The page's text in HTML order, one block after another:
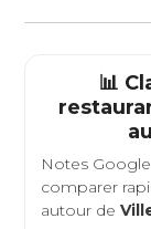
📊
Notes
comparer
autour de